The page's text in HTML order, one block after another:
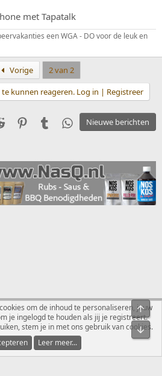
met Tapatalk
een WGA - DO voor de leuk en
Vorige
2 van 2
kunnen reageren. Log in | Registreer
Nieuwe berichten
Reddit PinterestTumblrWhatsApp
Privacybeleid Help
R
S
® © 2010-2026 XenForo Ltd.
om de inhoud te personaliseren, jouw
je ingelogd te houden als jij je registreert.
stem je in met ons gebruik van cookies.
Leer meer...